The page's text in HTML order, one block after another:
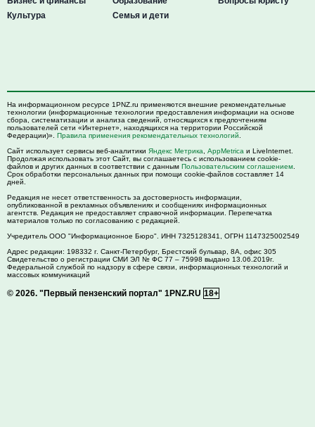
Культура
Семья и дети
На информационном ресурсе 1PNZ.ru применяются внешние рекомендательные
технологии (информационные технологии предоставления информации на основе
сбора, систематизации и анализа сведений, относящихся к предпочтениям
пользователей сети «Интернет», находящихся на территории Российской
Федерации)». Правила применения рекомендательных технологий
Сайт использует сервисы веб-аналитики Яндекс Метрика AppMetrica и LiveInternet.
Продолжая использовать этот Сайт, вы соглашаетесь с использованием cookie-
файлов и других данных в соответствии с данным Пользовательским соглашением
Срок обработки персональных данных при помощи cookie-файлов составляет 14
дней.
Редакция не несет ответственность за достоверность информации,
опубликованной в рекламных объявлениях и сообщениях информационных
агентств. Редакция не предоставляет справочной информации. Перепечатка
материалов только по согласованию с редакцией.
Учредитель ООО "Информационное Бюро". ИНН 7325128341, ОГРН 1147325002549
Адрес редакции: 198332 г. Санкт-Петербург, Брестский бульвар, 8А, офис 305
Свидетельство о регистрации СМИ ЭЛ № ФС 77 – 75998 выдано 13.06.2019г.
Федеральной службой по надзору в сфере связи, информационных технологий и
массовых коммуникаций
© 2026. "Первый пензенский портал" 1PNZ.RU 18+